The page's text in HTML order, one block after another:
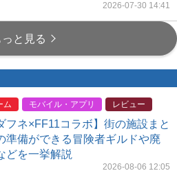
2026-07-30 14:41
っと見る
ム モバイル・アプリ レビュー
フネ×FF11コラボ】街の施設まと
準備ができる冒険者ギルドや廃
どを一挙解説
2026-08-06 12:05